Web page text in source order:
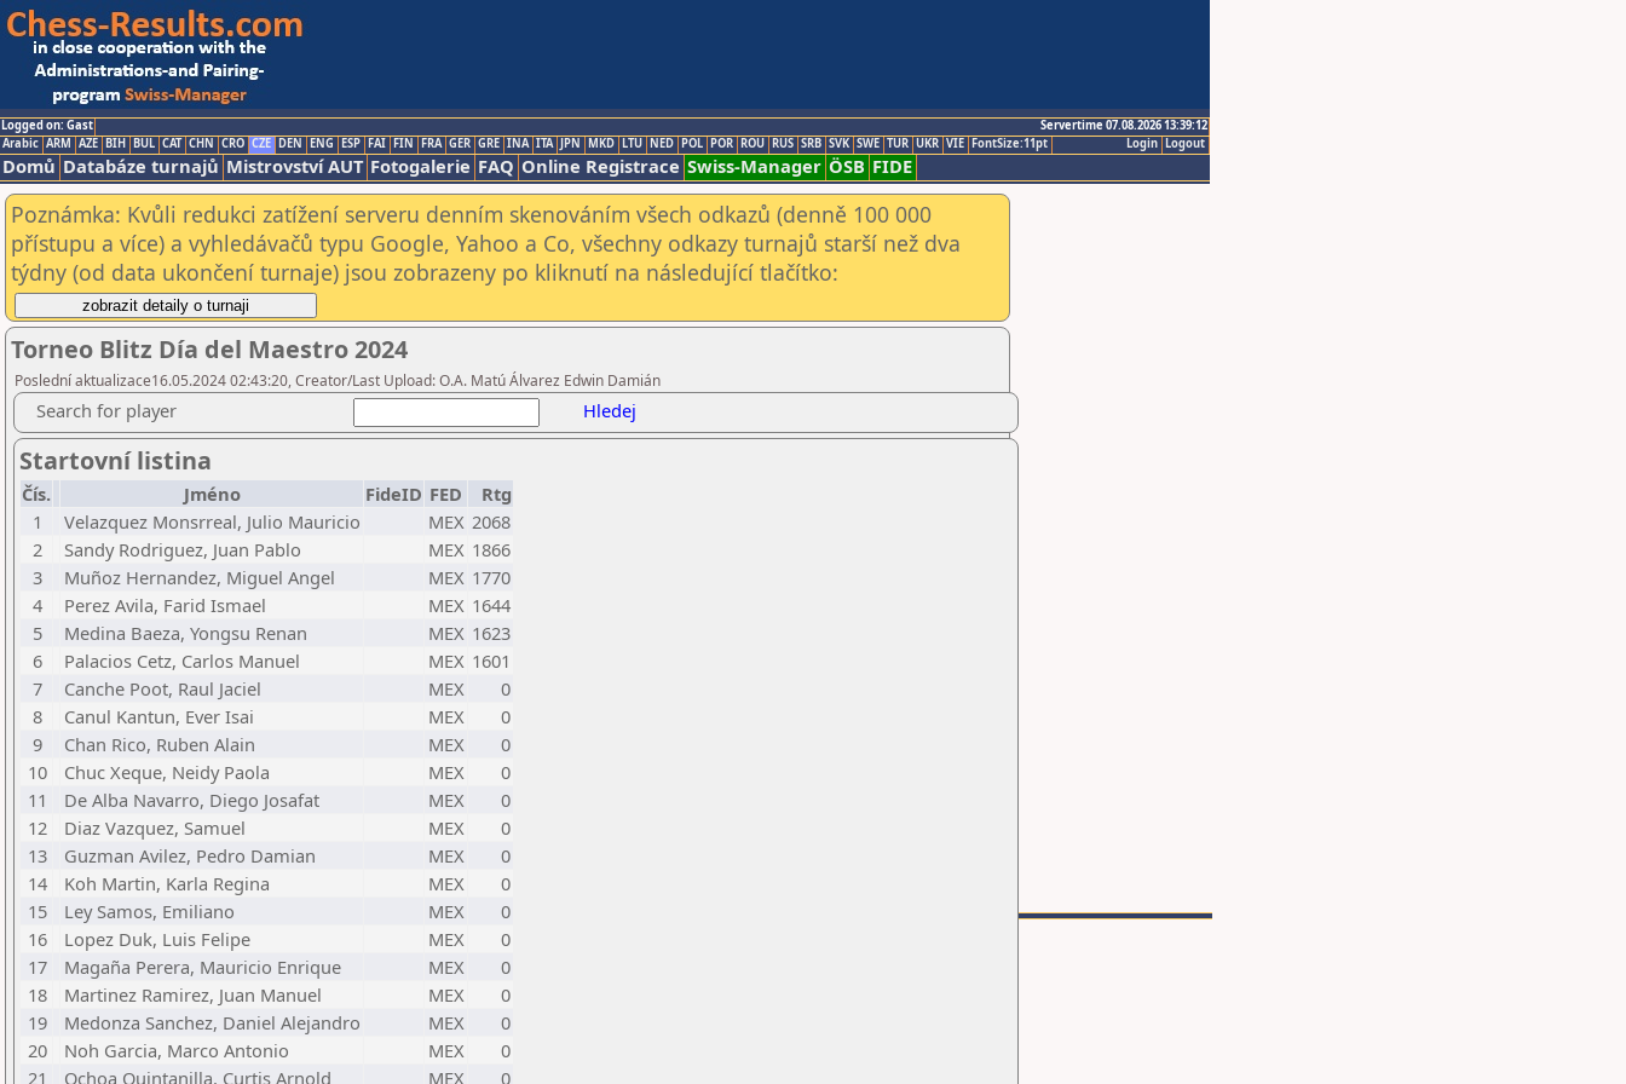
Logged on: Gast
Servertime 07.08.2026 13:39:12
Logout
Login
Arabic ARM AZE BIH BUL CAT CHN CRO CZE DEN ENG ESP FAI FIN FRA GER GRE INA ITA JPN MKD LTU NED POL POR ROU RUS SRB SVK SWE TUR UKR VIE FontSize:11pt
Domů Databáze turnajů Mistrovství AUT Fotogalerie FAQ Online Registrace Swiss-Manager ÖSB FIDE
Poznámka: Kvůli redukci zatížení serveru denním skenováním všech odkazů (denně 100 000
přístupu a více) a vyhledávačů typu Google, Yahoo a Co, všechny odkazy turnajů starší než dva
týdny (od data ukončení turnaje) jsou zobrazeny po kliknutí na následující tlačítko:
Torneo Blitz Día del Maestro 2024
Poslední aktualizace16.05.2024 02:43:20, Creator/Last Upload: O.A. Matú Álvarez Edwin Damián
Search for player Hledej
Startovní listina
Čís. Jméno FideID FED
Rtg
1
Velazquez Monsrreal, Julio Mauricio MEX 2068
2
Sandy Rodriguez, Juan Pablo MEX 1866
3
Muñoz Hernandez, Miguel Angel MEX 1770
4
Perez Avila, Farid Ismael MEX 1644
5
Medina Baeza, Yongsu Renan MEX 1623
6
Palacios Cetz, Carlos Manuel MEX 1601
7
Canche Poot, Raul Jaciel MEX
0
8
Canul Kantun, Ever Isai MEX
0
9
Chan Rico, Ruben Alain MEX
0
10
Chuc Xeque, Neidy Paola MEX
0
11
De Alba Navarro, Diego Josafat MEX
0
12
Diaz Vazquez, Samuel MEX
0
13
Guzman Avilez, Pedro Damian MEX
0
14
Koh Martin, Karla Regina MEX
0
15
Ley Samos, Emiliano MEX
0
16
Lopez Duk, Luis Felipe MEX
0
17
Magaña Perera, Mauricio Enrique MEX
0
18
Martinez Ramirez, Juan Manuel MEX
0
19
Medonza Sanchez, Daniel Alejandro MEX
0
20
Noh Garcia, Marco Antonio MEX
0
21
Ochoa Quintanilla, Curtis Arnold MEX 0